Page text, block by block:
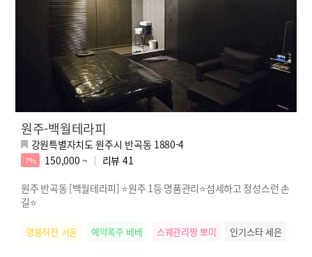
원주-백월테라피
강원특별자치도 원주시 반곡동 1880-4
7% 150,000 ~ 리뷰 41
원주 반곡동 [백월테라피] ⭐원주 1등 명품관리⭐섬세하고 정성스런 손
길⭐
명불허전 서윤 예약폭주 베베 스웨관리짱 뽀미 인기스타 세은